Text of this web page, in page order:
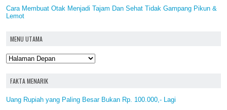
Cara Membuat Otak Menjadi Tajam Dan Sehat Tidak Gampang Pikun &
Lemot
MENU UTAMA
FAKTA MENARIK
Uang Rupiah yang Paling Besar Bukan Rp. 100.000,- Lagi